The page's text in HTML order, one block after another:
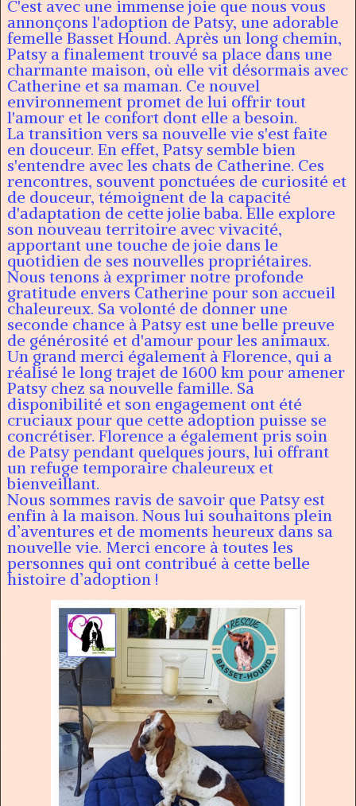
C'est avec une immense joie que nous vous
annonçons l'adoption de Patsy, une adorable
femelle Basset Hound. Après un long chemin,
Patsy a finalement trouvé sa place dans une
charmante maison, où elle vit désormais avec
Catherine et sa maman. Ce nouvel
environnement promet de lui offrir tout
l'amour et le confort dont elle a besoin.
La transition vers sa nouvelle vie s'est faite
en douceur. En effet, Patsy semble bien
s'entendre avec les chats de Catherine. Ces
rencontres, souvent ponctuées de curiosité et
de douceur, témoignent de la capacité
d'adaptation de cette jolie baba. Elle explore
son nouveau territoire avec vivacité,
apportant une touche de joie dans le
quotidien de ses nouvelles propriétaires.
Nous tenons à exprimer notre profonde
gratitude envers Catherine pour son accueil
chaleureux. Sa volonté de donner une
seconde chance à Patsy est une belle preuve
de générosité et d'amour pour les animaux.
Un grand merci également à Florence, qui a
réalisé le long trajet de 1600 km pour amener
Patsy chez sa nouvelle famille. Sa
disponibilité et son engagement ont été
cruciaux pour que cette adoption puisse se
concrétiser. Florence a également pris soin
de Patsy pendant quelques jours, lui offrant
un refuge temporaire chaleureux et
bienveillant.
Nous sommes ravis de savoir que Patsy est
enfin à la maison. Nous lui souhaitons plein
d’aventures et de moments heureux dans sa
nouvelle vie. Merci encore à toutes les
personnes qui ont contribué à cette belle
histoire d’adoption !